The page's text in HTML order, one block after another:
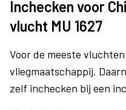
Inchecken voor
vlucht MU 1627
Voor de meeste
vliegmaatschappij.
zelf inchecken bij een